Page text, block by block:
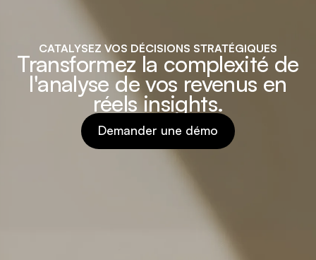
CATALYSEZ VOS DÉCISIONS STRATÉGIQUES
Transformez la complexité de
l'analyse de vos revenus en
réels insights.
Demander une démo